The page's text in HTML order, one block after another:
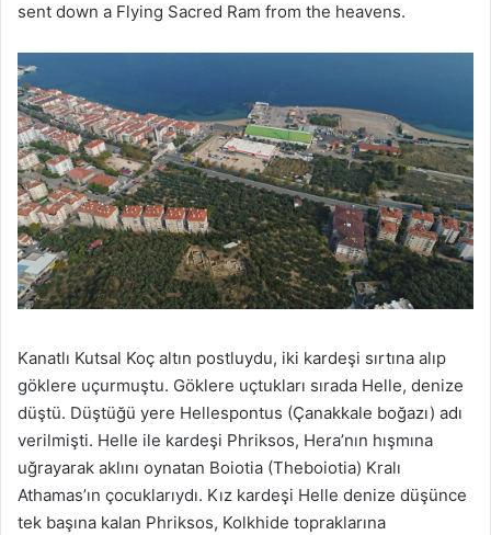
sent down a Flying Sacred Ram from the heavens.
Kanatlı Kutsal Koç altın postluydu, iki kardeşi sırtına alıp
göklere uçurmuştu. Göklere uçtukları sırada Helle, denize
düştü. Düştüğü yere Hellespontus (Çanakkale boğazı) adı
verilmişti. Helle ile kardeşi Phriksos, Hera’nın hışmına
uğrayarak aklını oynatan Boiotia (Theboiotia) Kralı
Athamas’ın çocuklarıydı. Kız kardeşi Helle denize düşünce
tek başına kalan Phriksos, Kolkhide topraklarına